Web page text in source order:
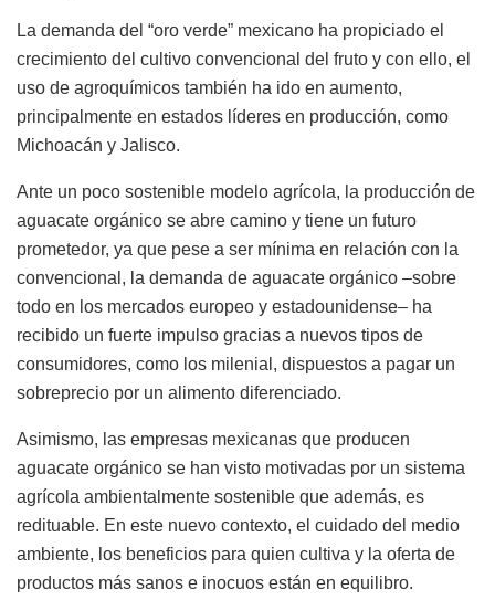
La demanda del “oro verde” mexicano ha propiciado el
crecimiento del cultivo convencional del fruto y con ello, el
uso de agroquímicos también ha ido en aumento,
principalmente en estados líderes en producción, como
Michoacán y Jalisco.
Ante un poco sostenible modelo agrícola, la producción de
aguacate orgánico se abre camino y tiene un futuro
prometedor, ya que pese a ser mínima en relación con la
convencional, la demanda de aguacate orgánico –sobre
todo en los mercados europeo y estadounidense– ha
recibido un fuerte impulso gracias a nuevos tipos de
consumidores, como los milenial, dispuestos a pagar un
sobreprecio por un alimento diferenciado.
Asimismo, las empresas mexicanas que producen
aguacate orgánico se han visto motivadas por un sistema
agrícola ambientalmente sostenible que además, es
redituable. En este nuevo contexto, el cuidado del medio
ambiente, los beneficios para quien cultiva y la oferta de
productos más sanos e inocuos están en equilibro.